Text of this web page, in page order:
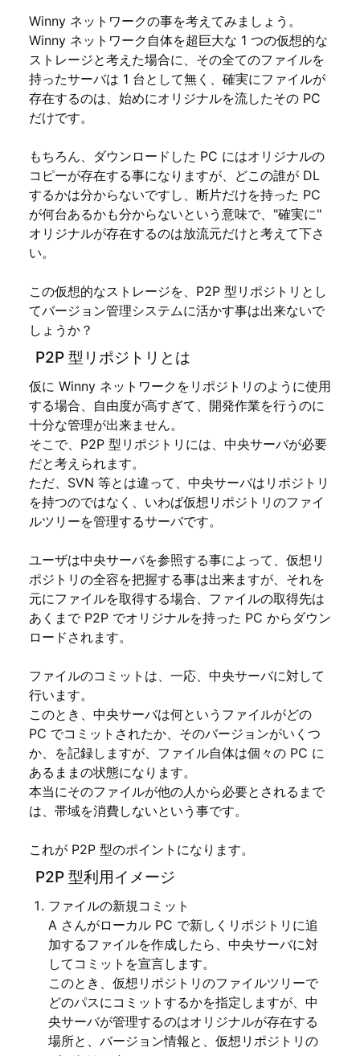
Winny ネットワークの事を考えてみましょう。
Winny ネットワーク自体を超巨大な 1 つの仮想的な
ストレージと考えた場合に、その全てのファイルを
持ったサーバは 1 台として無く、確実にファイルが
存在するのは、始めにオリジナルを流したその PC
だけです。
もちろん、ダウンロードした PC にはオリジナルの
コピーが存在する事になりますが、どこの誰が DL
するかは分からないですし、断片だけを持った PC
が何台あるかも分からないという意味で、"確実に"
オリジナルが存在するのは放流元だけと考えて下さ
い。
この仮想的なストレージを、P2P 型リポジトリとし
てバージョン管理システムに活かす事は出来ないで
しょうか？
P2P 型リポジトリとは
仮に Winny ネットワークをリポジトリのように使用
する場合、自由度が高すぎて、開発作業を行うのに
十分な管理が出来ません。
そこで、P2P 型リポジトリには、中央サーバが必要
だと考えられます。
ただ、SVN 等とは違って、中央サーバはリポジトリ
を持つのではなく、いわば仮想リポジトリのファイ
ルツリーを管理するサーバです。
ユーザは中央サーバを参照する事によって、仮想リ
ポジトリの全容を把握する事は出来ますが、それを
元にファイルを取得する場合、ファイルの取得先は
あくまで P2P でオリジナルを持った PC からダウン
ロードされます。
ファイルのコミットは、一応、中央サーバに対して
行います。
このとき、中央サーバは何というファイルがどの
PC でコミットされたか、そのバージョンがいくつ
か、を記録しますが、ファイル自体は個々の PC に
あるままの状態になります。
本当にそのファイルが他の人から必要とされるまで
は、帯域を消費しないという事です。
これが P2P 型のポイントになります。
P2P 型利用イメージ
ファイルの新規コミット
A さんがローカル PC で新しくリポジトリに追
加するファイルを作成したら、中央サーバに対
してコミットを宣言します。
このとき、仮想リポジトリのファイルツリーで
どのパスにコミットするかを指定しますが、中
央サーバが管理するのはオリジナルが存在する
場所と、バージョン情報と、仮想リポジトリの